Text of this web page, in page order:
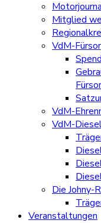
Mitglied
VdM-
VdM-
VdM-
Die Johny-
Veranstaltungen